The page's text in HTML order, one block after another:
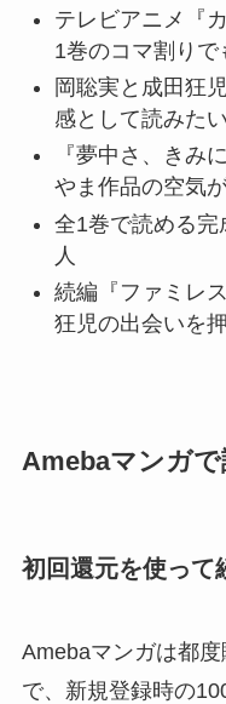
テレビアニメ『
1巻のコマ割りで
岡聡実と成田狂
感として読みた
『夢中さ、きみ
やま作品の空気
全1巻で読める完
人
続編『ファミレ
狂児の出会いを
Amebaマンガで
初回還元を使って
Amebaマンガは都
で、新規登録時の